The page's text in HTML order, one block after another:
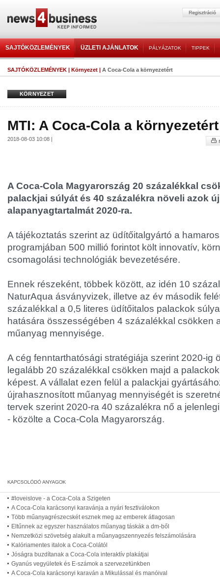
SAJTÓKÖZLEMÉNYEK ÜZLETI AJÁNLATOK PÁLYÁZATOK TIPPEK
SAJTÓKÖZLEMÉNYEK | Környezet | A Coca-Cola a környezetért
KÖRNYEZET
MTI: A Coca-Cola a környezetért
2018-08-03 10:08 |
A Coca-Cola Magyarország 20 százalékkal
palackjai súlyát és 40 százalékra növeli azok
alapanyagtartalmát 2020-ra.
A tájékoztatás szerint az üdítőitalgyártó a
programjában 500 millió forintot költ innovatív,
csomagolási technológiák bevezetésére.
Ennek részeként, többek között, az idén 10
NaturAqua ásványvizek, illetve az év második
százalékkal a 0,5 literes üdítőitalos palackok
hatására összességében 4 százalékkal csökken
műanyag mennyisége.
A cég fenntarthatósági stratégiája szerint 2020-ig
legalább 20 százalékkal csökken majd a
képest. A vállalat ezen felül a palackjai
újrahasznosított műanyag mennyiségét is
tervek szerint 2020-ra 40 százalékra nő a
- közölte a Coca-Cola Magyarország.
#loveislove - a Coca-Cola a Szigeten
A Coca-Cola karácsonyi karavánja a nyári fesztiválokon
Több műanyagrészecskét esznek meg az emberek átlagosan
Eltűnnek az egyszer használatos műanyag táskák a dm-ből
Nemzetközi szövetség alakult a műanyagszennyezés felszámolására
Kalóriamentes italok a Coca-Colától
Jóságra buzdítanak a Coca-Cola interaktív plakátjai
Gyanús vegyületek és E-számok a szervezetünkben
A Coca-Cola karácsonyi karaván a Mikulással és manóival